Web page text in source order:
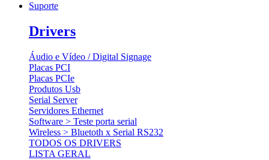
Suporte
Drivers
Áudio e Vídeo / Digital Signage
Placas PCI
Placas PCIe
Produtos Usb
Serial Server
Servidores Ethernet
Software > Teste porta serial
Wireless > Bluetoth x Serial RS232
TODOS OS DRIVERS
LISTA GERAL